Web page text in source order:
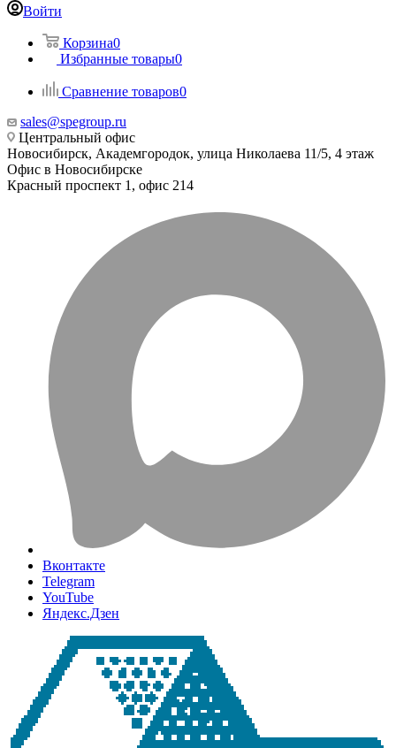
Войти
Корзина0
Избранные товары0
Сравнение товаров0
sales@spegroup.ru
Центральный офис
Новосибирск, Академгородок, улица Николаева 11/5, 4 этаж
Офис в Новосибирске
Красный проспект 1, офис 214
Вконтакте
Telegram
YouTube
Яндекс.Дзен